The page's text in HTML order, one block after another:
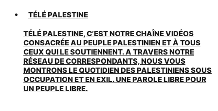
TÉLÉ PALESTINE
TÉLÉ PALESTINE, C’EST NOTRE CHAÎNE VIDÉOS
CONSACRÉE AU PEUPLE PALESTINIEN ET À TOUS
CEUX QUI LE SOUTIENNENT. A TRAVERS NOTRE
RÉSEAU DE CORRESPONDANTS, NOUS VOUS
MONTRONS LE QUOTIDIEN DES PALESTINIENS SOUS
OCCUPATION ET EN EXIL. UNE PAROLE LIBRE POUR
UN PEUPLE LIBRE.